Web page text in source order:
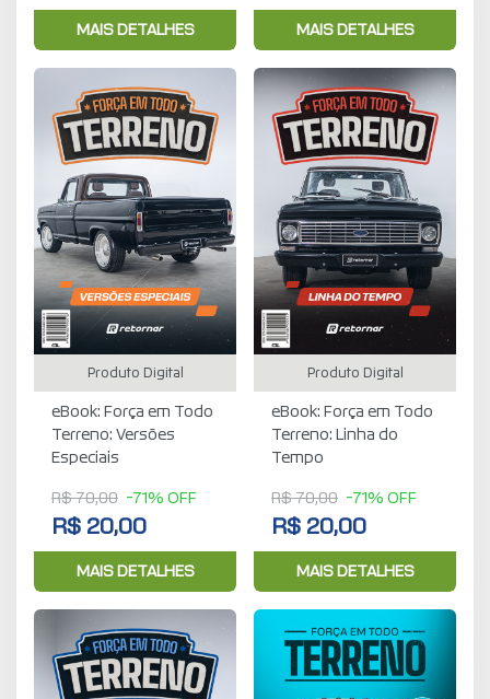
MAIS DETALHES MAIS DETALHES
Produto Digital
eBook: Força em Todo
Terreno: Versões
Especiais
R$ 70,00 -71% OFF
R$ 20,00
MAIS DETALHES
Produto Digital
eBook: Força em Todo
Terreno: Linha do
Tempo
R$ 70,00 -71% OFF
R$ 20,00
MAIS DETALHES